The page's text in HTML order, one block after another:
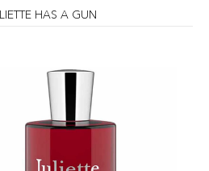
HAS A GUN